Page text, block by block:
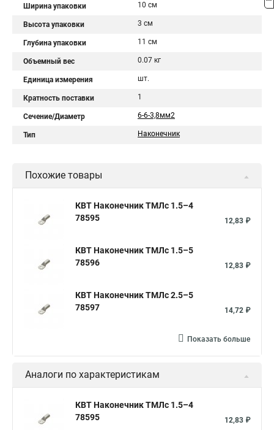
Ширина упаковки 10 см
Высота упаковки 3 см
Глубина упаковки 11 см
Объемный вес 0.07 кг
Единица измерения шт.
Кратность поставки 1
Сечение/Диаметр 6-6-3,8мм2
Тип Наконечник
Похожие товары
КВТ Наконечник ТМЛс 1.5–4
78595
12,83 ₽
КВТ Наконечник ТМЛс 1.5–5
78596
12,83 ₽
КВТ Наконечник ТМЛс 2.5–5
78597
14,72 ₽
Показать больше
Аналоги по характеристикам
КВТ Наконечник ТМЛс 1.5–4
78595
12,83 ₽